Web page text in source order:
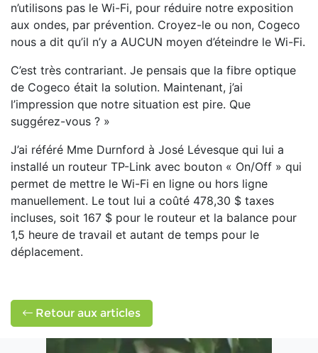
n’utilisons pas le Wi-Fi, pour réduire notre exposition
aux ondes, par prévention. Croyez-le ou non, Cogeco
nous a dit qu’il n’y a AUCUN moyen d’éteindre le Wi-Fi.
C’est très contrariant. Je pensais que la fibre optique
de Cogeco était la solution. Maintenant, j’ai
l’impression que notre situation est pire. Que
suggérez-vous ? »
J’ai référé Mme Durnford à José Lévesque qui lui a
installé un routeur TP-Link avec bouton « On/Off » qui
permet de mettre le Wi-Fi en ligne ou hors ligne
manuellement. Le tout lui a coûté 478,30 $ taxes
incluses, soit 167 $ pour le routeur et la balance pour
1,5 heure de travail et autant de temps pour le
déplacement.
Retour aux articles